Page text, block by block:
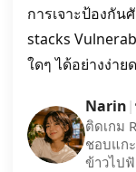
การเจาะป้องกัน
stacks
ใดๆ ได้อย่างง่าย
Narin |
ติดเกม
ชอบแก
ข้าวไปฟั